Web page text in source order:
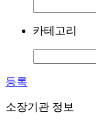
카테고리
등록
소장기관 정보